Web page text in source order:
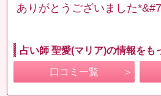
ありがとうございました
占い師 聖愛(マリア)の情報をも
口コミ一覧